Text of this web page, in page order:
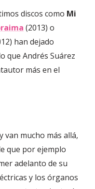
discos como Mi
(2013) o
han dejado
que Andrés Suárez
más en el
van mucho más allá,
que por ejemplo
adelanto de su
y los órganos